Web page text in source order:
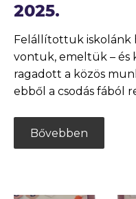
2025.
Felállítottuk iskolánk
vontuk, emeltük – és
ragadott a közös
ebből a csodás fából
Bővebben